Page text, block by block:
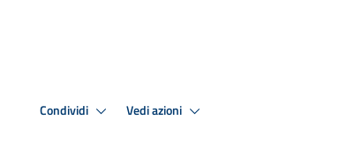
Condividi Vedi azioni